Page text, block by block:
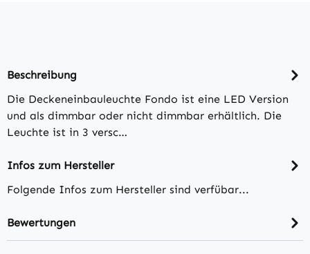
Beschreibung
Die Deckeneinbauleuchte Fondo ist eine LED Version
und als dimmbar oder nicht dimmbar erhältlich. Die
Leuchte ist in 3 versc…
Infos zum Hersteller
Folgende Infos zum Hersteller sind verfübar...
Bewertungen